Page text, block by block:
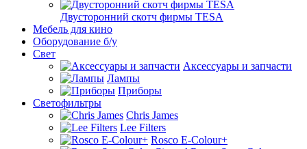
Двусторонний скотч фирмы TESA
Мебель для кино
Оборудование б/у
Свет
Аксессуары и запчасти
Лампы
Приборы
Светофильтры
Chris James
Lee Filters
Rosco E-Colour+